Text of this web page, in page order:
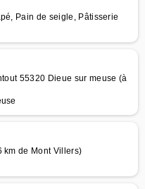
Pain de seigle, Pâtisserie
55320 Dieue sur meuse (à
km de Mont Villers)